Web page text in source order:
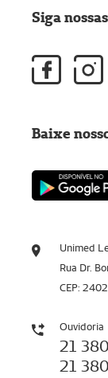
Unimed
Rua Dr.
CEP:
Ouvidoria
21
21
Siga
Baixe